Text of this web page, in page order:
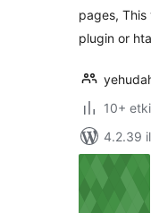
pages,
plugin or
10+
4.2.39